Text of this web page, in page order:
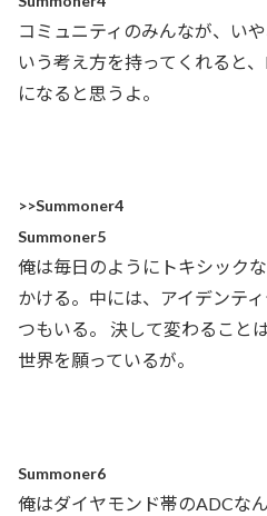
コミュニティのみんなが、い
いう考え方を持ってくれると
になると思うよ。
>>Summoner4
Summoner5
俺は毎日のようにトキシック
かける。中には、アイデンテ
つもいる。 決して変わること
世界を願っているが。
Summoner6
俺はダイヤモンド帯のADCな